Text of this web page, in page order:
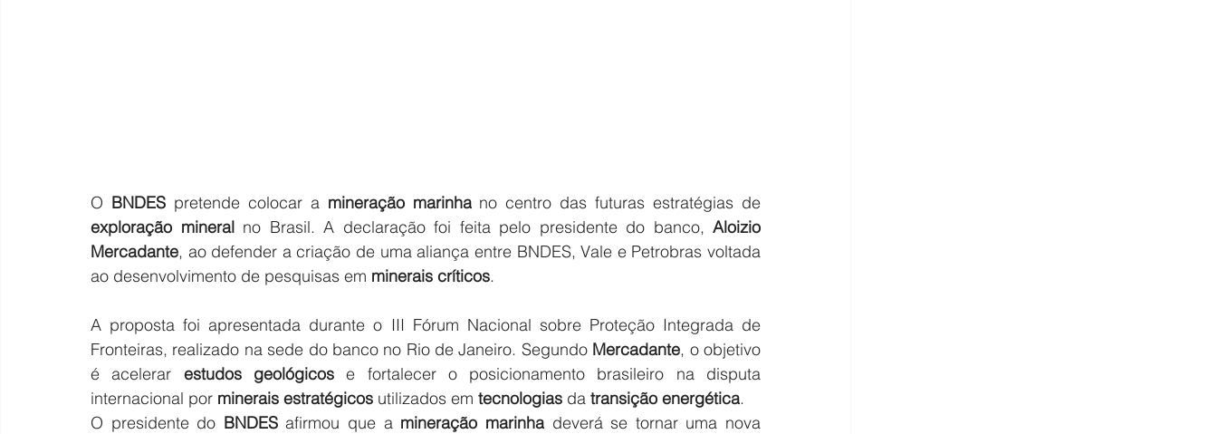
O BNDES pretende colocar a mineração marinha
exploração mineral no Brasil. A declaração foi feita pelo presidente do banco, Aloizio
Mercadante, ao defender a criação de uma aliança entre BNDES, Vale e Petrobras voltada
ao desenvolvimento de pesquisas em minerais críticos.
A proposta foi apresentada durante o III Fórum Nacional sobre Proteção Integrada de
Fronteiras, realizado na sede do banco no Rio de Janeiro. Segundo Mercadante, o objetivo
é acelerar estudos geológicos e fortalecer o posicionamento brasileiro na disputa
internacional por minerais estratégicos utilizados em tecnologias da transição energética.
O presidente do BNDES afirmou que a mineração marinha